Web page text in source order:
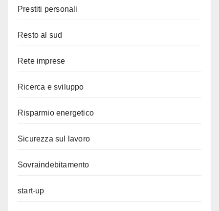
Prestiti personali
Resto al sud
Rete imprese
Ricerca e sviluppo
Risparmio energetico
Sicurezza sul lavoro
Sovraindebitamento
start-up